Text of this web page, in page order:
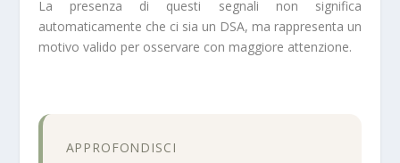
La presenza di questi segnali non significa
automaticamente che ci sia un DSA, ma rappresenta un
motivo valido per osservare con maggiore attenzione.
APPROFONDISCI